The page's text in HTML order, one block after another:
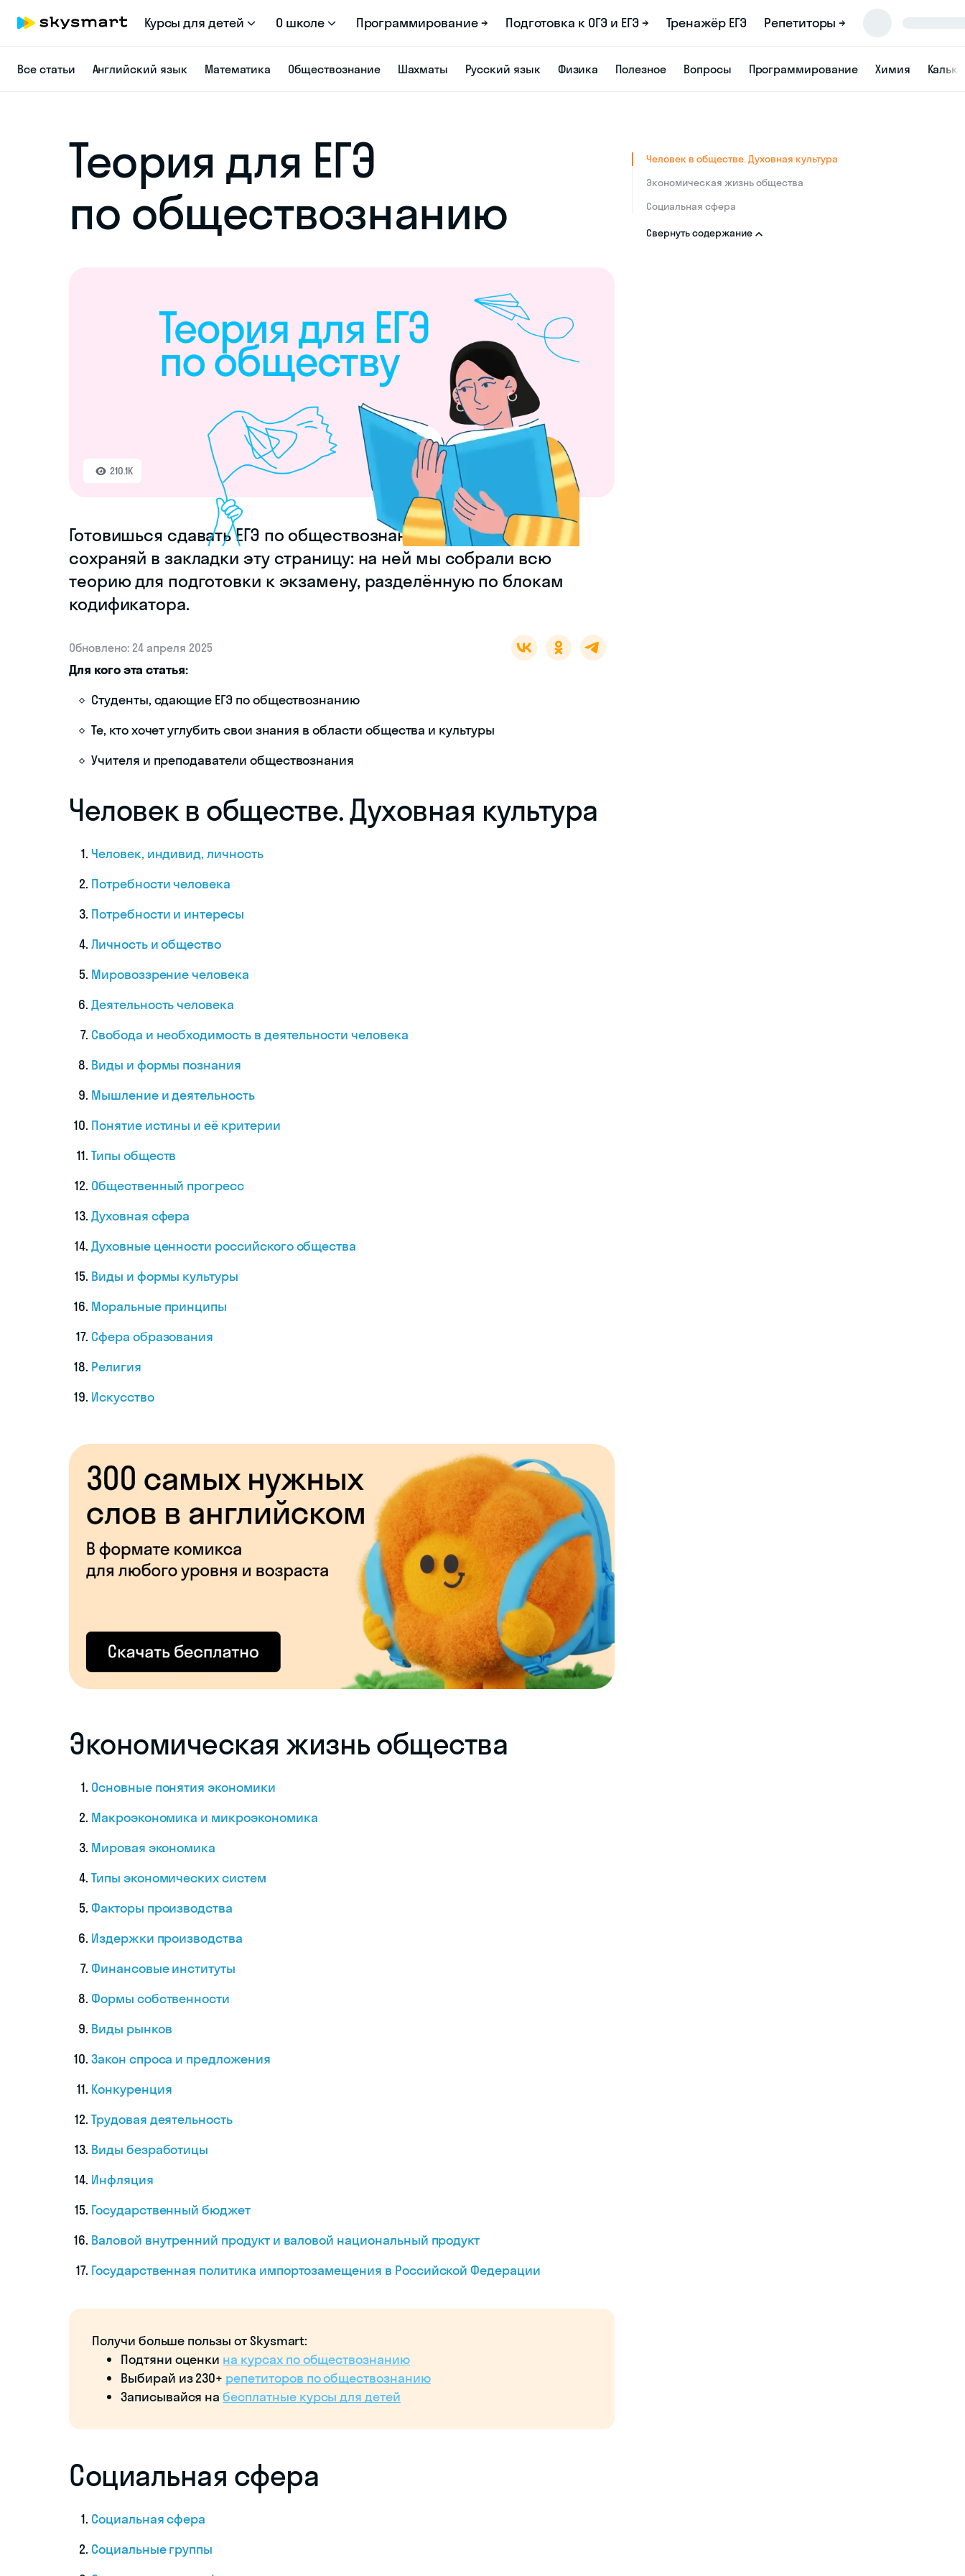
Курсы для детей О школе Программирование → Подготовка к ОГЭ и ЕГЭ → Тренажёр ЕГЭ Репетиторы →
Все статьи Английский язык Математика Обществознание Шахматы Русский язык Физика Полезное Вопросы Программирование Химия
Теория для ЕГЭ
по обществознанию
210.1K
Готовишься сдавать ЕГЭ по обществознанию в 2025 году? Тогда
сохраняй в закладки эту страницу: на ней мы собрали всю
теорию для подготовки к экзамену, разделённую по блокам
кодификатора.
Обновлено: 24 апреля 2025
Для кого эта статья:
Студенты, сдающие ЕГЭ по обществознанию
Те, кто хочет углубить свои знания в области общества и культуры
Учителя и преподаватели обществознания
Человек в обществе. Духовная культура
Человек, индивид, личность
Потребности человека
Потребности и интересы
Личность и общество
Мировоззрение человека
Деятельность человека
Свобода и необходимость в деятельности человека
Виды и формы познания
Мышление и деятельность
Понятие истины и её критерии
Типы обществ
Общественный прогресс
Духовная сфера
Духовные ценности российского общества
Виды и формы культуры
Моральные принципы
Сфера образования
Религия
Искусство
Экономическая жизнь общества
Основные понятия экономики
Макроэкономика и микроэкономика
Мировая экономика
Типы экономических систем
Факторы производства
Издержки производства
Финансовые институты
Формы собственности
Виды рынков
Закон спроса и предложения
Конкуренция
Трудовая деятельность
Виды безработицы
Инфляция
Государственный бюджет
Валовой внутренний продукт и валовой национальный продукт
Государственная политика импортозамещения в Российской Федерации
Получи больше пользы от Skysmart:
Подтяни оценки на курсах по обществознанию
Выбирай из 230+ репетиторов по обществознанию
Записывайся набесплатные курсы для детей
Социальная сфера
Социальная сфера
Социальные группы
Человек в обществе. Духовная культура
Экономическая жизнь общества
Социальная сфера
Свернуть содержание